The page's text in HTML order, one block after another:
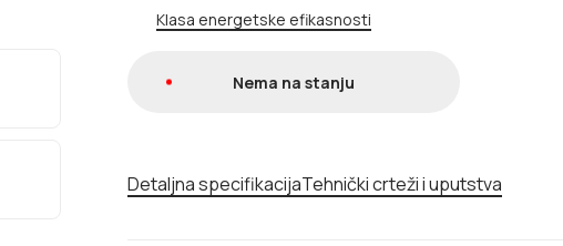
Klasa energetske efikasnosti
Nema na stanju
Detaljna specifikacijaTehnički crteži i uputstva